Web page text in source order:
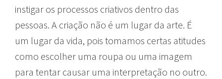
instigar os processos criativos dentro das
pessoas. A criação não é um lugar da arte. É
um lugar da vida, pois tomamos certas atitudes
como escolher uma roupa ou uma imagem
para tentar causar uma interpretação no outro.